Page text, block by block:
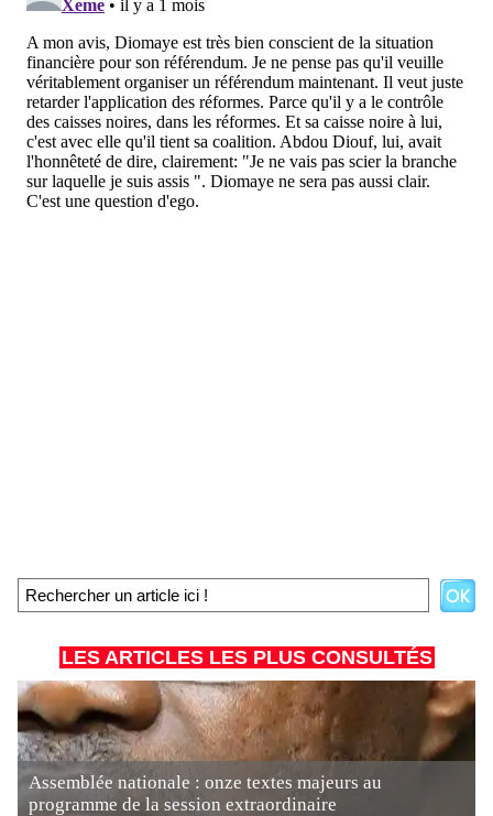
LES ARTICLES LES PLUS CONSULTÉS
Assemblée nationale : onze textes majeurs au
programme de la session extraordinaire